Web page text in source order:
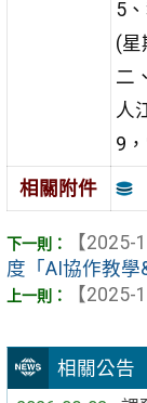
相關公告
5
(星
二
人
9
相關附件
【2025-
度「AI協作教學
【2025-